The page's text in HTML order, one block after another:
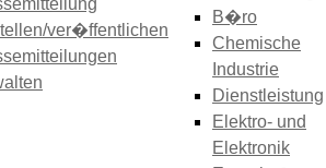
ver�ffentlichen
B�ro
Chemische
Industrie
Dienstleistung
Elektro- und
Elektronik